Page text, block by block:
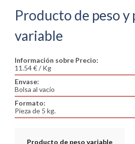
Producto de peso y
variable
Información sobre Precio:
11.54 € / Kg
Envase:
Bolsa al vacio
Formato:
Pieza de 5 kg.
Producto de peso variable